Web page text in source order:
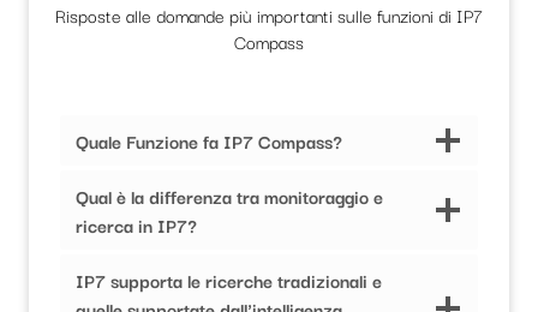
Risposte alle domande più importanti sulle funzioni di IP7
Compass
Quale Funzione fa IP7 Compass?
Qual è la differenza tra monitoraggio e
ricerca in IP7?
IP7 supporta le ricerche tradizionali e